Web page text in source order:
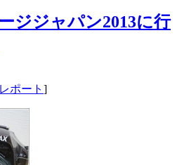
ジジャパン2013に行
ポート ]